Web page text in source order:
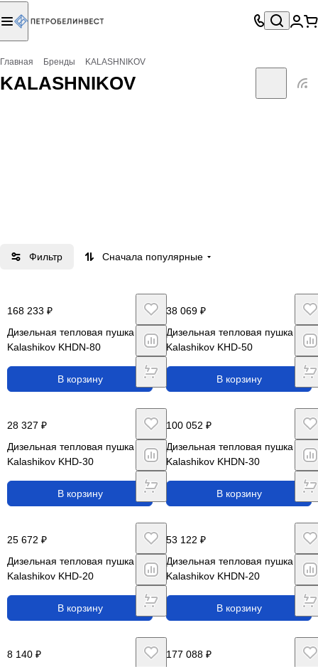
Главная Бренды KALASHNIKOV
KALASHNIKOV
Фильтр Сначала популярные
168 233 ₽
Дизельная тепловая пушка
Kalashikov KHDN-80
В корзину
38 069 ₽
Дизельная тепловая пушка
Kalashikov KHD-50
В корзину
28 327 ₽
Дизельная тепловая пушка
Kalashikov KHD-30
В корзину
100 052 ₽
Дизельная тепловая пушка
Kalashikov KHDN-30
В корзину
25 672 ₽
Дизельная тепловая пушка
Kalashikov KHD-20
В корзину
53 122 ₽
Дизельная тепловая пушка
Kalashikov KHDN-20
В корзину
8 140 ₽
177 088 ₽